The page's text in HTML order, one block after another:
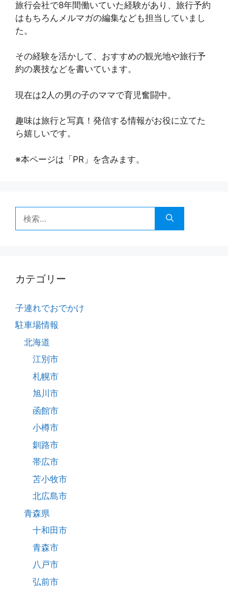
旅行会社で8年間働いていた経験があり、旅行予約
はもちろんメルマガの編集なども担当していまし
た。
その経験を活かして、おすすめの観光地や旅行予
約の裏技などを書いています。
現在は2人の男の子のママで育児奮闘中。
趣味は旅行と写真！発信する情報がお役に立てた
ら嬉しいです。
※本ページは「PR」を含みます。
索:
カテゴリー
子連れでおでかけ
駐車場情報
北海道
江別市
札幌市
旭川市
函館市
小樽市
釧路市
帯広市
苫小牧市
北広島市
青森県
十和田市
青森市
八戸市
弘前市